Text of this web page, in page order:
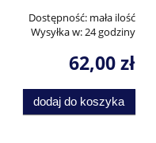
Dostępność: mała ilość
Wysyłka w: 24 godziny
62,00 zł
dodaj do koszyka